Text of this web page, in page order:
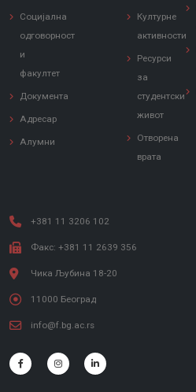
Социјална
одговорност
и
факултет
Документа
Адресар
Алумни
Културне
активности
Ресурси
за
студентски
живот
Отворена
врата
+381 11 3206 102
Факс: +381 11 2639 356
Чика Љубина 18-20
11000 Београд
info@f.bg.ac.rs